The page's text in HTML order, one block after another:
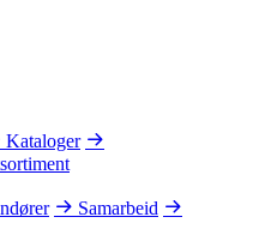
Kataloger
Samarbeid